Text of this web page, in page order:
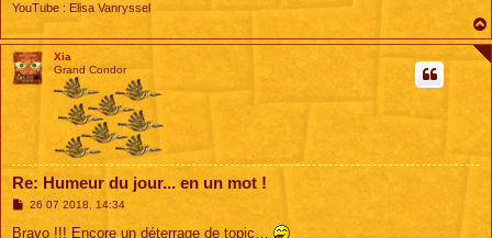
YouTube : Elisa Vanryssel
Xia
Grand Condor
Re: Humeur du jour... en un mot !
M
s
26 07 2018, 14:34
Bravo !!! Encore un déterrage de topic…